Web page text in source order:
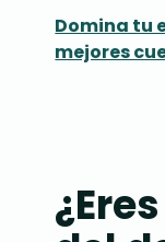
Domina tu
mejores